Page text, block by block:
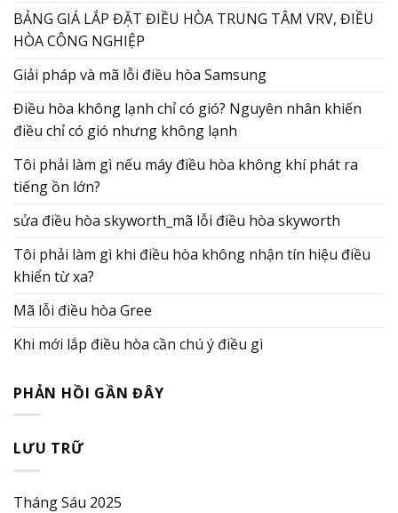
BẢNG GIÁ LẮP ĐẶT ĐIỀU HÒA TRUNG TÂM VRV, ĐIỀU
HÒA CÔNG NGHIỆP
Giải pháp và mã lỗi điều hòa Samsung
Điều hòa không lạnh chỉ có gió? Nguyên nhân khiến
điều chỉ có gió nhưng không lạnh
Tôi phải làm gì nếu máy điều hòa không khí phát ra
tiếng ồn lớn?
sửa điều hòa skyworth_mã lỗi điều hòa skyworth
Tôi phải làm gì khi điều hòa không nhận tín hiệu điều
khiển từ xa?
Mã lỗi điều hòa Gree
Khi mới lắp điều hòa cần chú ý điều gì
PHẢN HỒI GẦN ĐÂY
LƯU TRỮ
Tháng Sáu 2025